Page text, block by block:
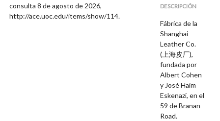
consulta 8 de agosto de 2026,
http://ace.uoc.edu/items/show/114.
DESCRIPCIÓN
Fábrica de la
Shanghai
Leather Co.
(上海皮厂),
fundada por
Albert Cohen
y José Haim
Eskenazi, en el
59 de Branan
Road.